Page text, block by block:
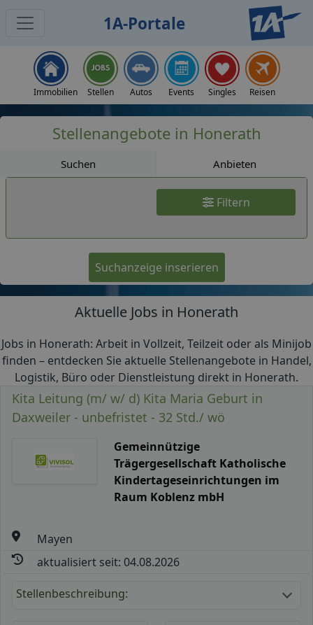
1A-Portale
Immobilien Stellen Autos Events Singles Reisen
Stellenangebote in Honerath
Suchen Anbieten
Filtern
Suchanzeige inserieren
Aktuelle Jobs in Honerath
Jobs in Honerath: Arbeit in Vollzeit, Teilzeit oder als Minijob
finden – entdecken Sie aktuelle Stellenangebote in Handel,
Logistik, Büro oder Dienstleistung direkt in Honerath.
Kita Leitung (m/ w/ d) Kita Maria Geburt in
Daxweiler - unbefristet - 32 Std./ wö
Gemeinnützige
Trägergesellschaft Katholische
Kindertageseinrichtungen im
Raum Koblenz mbH
Mayen
aktualisiert seit: 04.08.2026
Stellenbeschreibung: